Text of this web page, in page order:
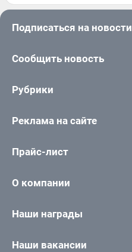
Подписаться на новости
Сообщить новость
Рубрики
Реклама на сайте
Прайс-лист
О компании
Наши награды
Наши вакансии